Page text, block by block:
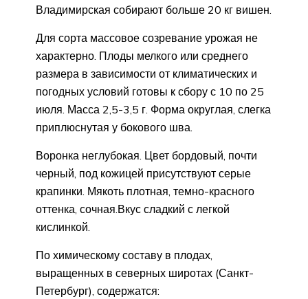
Владимирская собирают больше 20 кг вишен.
Для сорта массовое созревание урожая не
характерно. Плоды мелкого или среднего
размера в зависимости от климатических и
погодных условий готовы к сбору с 10 по 25
июля. Масса 2,5-3,5 г. Форма округлая, слегка
приплюснутая у бокового шва.
Воронка неглубокая. Цвет бордовый, почти
черный, под кожицей присутствуют серые
крапинки. Мякоть плотная, темно-красного
оттенка, сочная.Вкус сладкий с легкой
кислинкой.
По химическому составу в плодах,
выращенных в северных широтах (Санкт-
Петербург), содержатся: